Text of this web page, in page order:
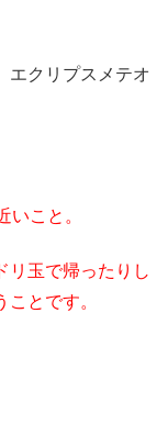
エクリプスメテオ
いこと。
リ玉で帰ったりし
とです。